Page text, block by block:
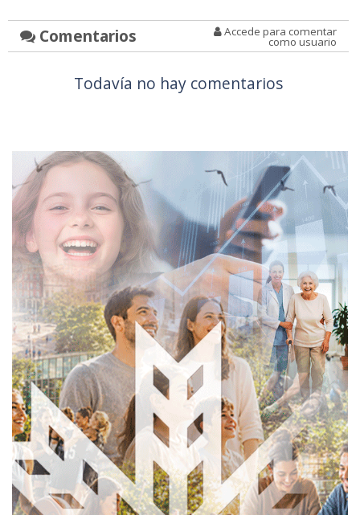
Comentarios Accede para comentar
como usuario
Todavía no hay comentarios